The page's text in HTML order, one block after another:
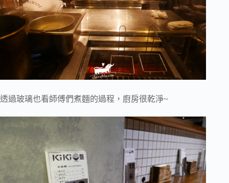
透過玻璃也看師傅們煮麵的過程，廚房很乾淨~